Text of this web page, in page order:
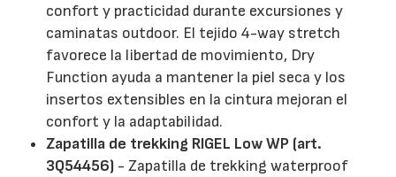
confort y practicidad durante excursiones y
caminatas outdoor. El tejido 4-way stretch
favorece la libertad de movimiento, Dry
Function ayuda a mantener la piel seca y los
insertos extensibles en la cintura mejoran el
confort y la adaptabilidad.
Zapatilla de trekking RIGEL Low WP (art.
3Q54456) - Zapatilla de trekking waterproof